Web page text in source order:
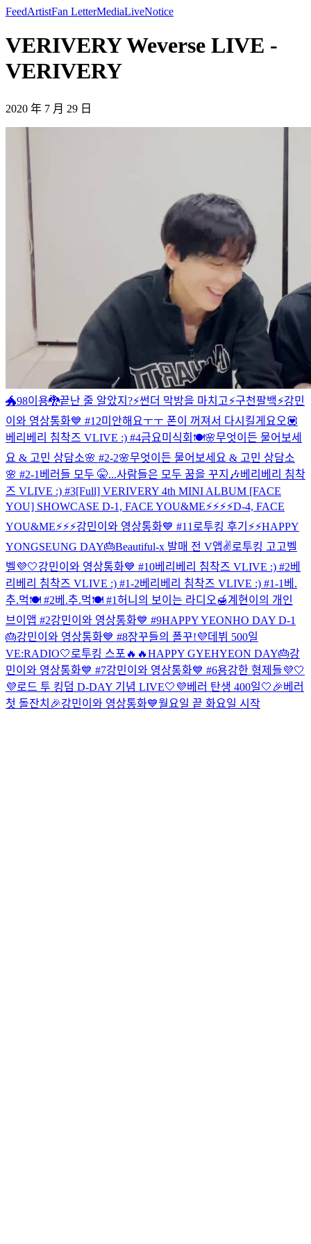
FeedArtistFan LetterMediaLiveNotice
VERIVERY Weverse LIVE -
VERIVERY
2020 年 7 月 29 日
🐲98이용🐉끝난 줄 알았지?⚡️썬더 막방을 마치고⚡️구천팔백⚡️강민
이와 영상통화💙 #12미안해요ㅜㅜ 폰이 꺼져서 다시킬게요오💟
베리베리 침착즈 VLIVE :) #4금요미식회🍽🌸무엇이든 물어보세
요 & 고민 상담소🌸 #2-2🌸무엇이든 물어보세요 & 고민 상담소
🌸 #2-1 베러들 모두 🤫...사람들은 모두 꿈을 꾸지🎶베리베리 침착
즈 VLIVE :) #3[Full] VERIVERY 4th MINI ALBUM [FACE
YOU] SHOWCASE D-1, FACE YOU&ME⚡️⚡️⚡️⚡️D-4, FACE
YOU&ME⚡️⚡️⚡️강민이와 영상통화💙 #11 로투킹 후기⚡️⚡️HAPPY
YONGSEUNG DAY🎂Beautiful-x 발매 전 V앱✌️로투킹 고고벨
벨💜🤍강민이와 영상통화💙 #10베리베리 침착즈 VLIVE :) #2베
리베리 침착즈 VLIVE :) #1-2베리베리 침착즈 VLIVE :) #1-1 베.
추.먹🍽 #2베.추.먹🍽 #1허니의 보이는 라디오🍯계현이의 개인
브이앱 #2강민이와 영상통화💙 #9HAPPY YEONHO DAY D-1
🎂강민이와 영상통화💙 #8장꾸들의 폴꾸!💜데뷔 500일
VE:RADIO🤍 로투킹 스포🔥🔥HAPPY GYEHYEON DAY🎂강
민이와 영상통화💙 #7강민이와 영상통화💙 #6용강한 형제들💜🤍
💜로드 투 킹덤 D-DAY 기념 LIVE🤍 💜베러 탄생 400일🤍 🎉베러
첫 돌잔치🎉강민이와 영상통화💙월요일 끝 화요일 시작